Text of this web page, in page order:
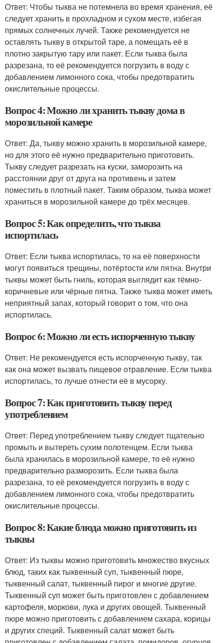
Ответ: Чтобы тыква не потемнела во время хранения, её
следует хранить в прохладном и сухом месте, избегая
прямых солнечных лучей. Также рекомендуется не
оставлять тыкву в открытой таре, а помещать её в
плотно закрытую тару или пакет. Если тыква была
разрезана, то её рекомендуется погрузить в воду с
добавлением лимонного сока, чтобы предотвратить
окислительные процессы.
Вопрос 4: Можно ли хранить тыкву дома в
морозильной камере
Ответ: Да, тыкву можно хранить в морозильной камере,
но для этого её нужно предварительно приготовить.
Тыкву следует разрезать на куски, заморозить на
расстоянии друг от друга на противень и затем
поместить в плотный пакет. Таким образом, тыква может
храниться в морозильной камере до трёх месяцев.
Вопрос 5: Как определить, что тыква
испортилась
Ответ: Если тыква испортилась, то на её поверхности
могут появиться трещины, потёртости или пятна. Внутри
тыквы может быть гниль, которая выглядит как тёмно-
коричневые или чёрные пятна. Также тыква может иметь
неприятный запах, который говорит о том, что она
испортилась.
Вопрос 6: Можно ли есть испорченную тыкву
Ответ: Не рекомендуется есть испорченную тыкву, так
как она может вызвать пищевое отравление. Если тыква
испортилась, то лучше отнести её в мусорку.
Вопрос 7: Как приготовить тыкву перед
употреблением
Ответ: Перед употреблением тыкву следует тщательно
промыть и вытереть сухим полотенцем. Если тыква
была хранилась в морозильной камере, то её нужно
предварительно разморозить. Если тыква была
разрезана, то её рекомендуется погрузить в воду с
добавлением лимонного сока, чтобы предотвратить
окислительные процессы.
Вопрос 8: Какие блюда можно приготовить из
тыквы
Ответ: Из тыквы можно приготовить множество вкусных
блюд, таких как тыквенный суп, тыквенный пюре,
тыквенный салат, тыквенный пирог и многие другие.
Тыквенный суп может быть приготовлен с добавлением
картофеля, моркови, лука и других овощей. Тыквенный
пюре можно приготовить с добавлением сахара, корицы
и других специй. Тыквенный салат может быть